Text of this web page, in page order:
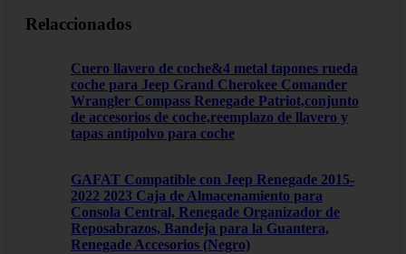
Relaccionados
Cuero llavero de coche&4 metal tapones rueda
coche para Jeep Grand Cherokee Comander
Wrangler Compass Renegade Patriot,conjunto
de accesorios de coche,reemplazo de llavero y
tapas antipolvo para coche
GAFAT Compatible con Jeep Renegade 2015-
2022 2023 Caja de Almacenamiento para
Consola Central, Renegade Organizador de
Reposabrazos, Bandeja para la Guantera,
Renegade Accesorios (Negro)